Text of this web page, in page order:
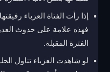
إذا رأت الفتاة العزباء
فهذه علامة على حدوث
الفترة المقبلة.
لو شاهدت العزباء تناول